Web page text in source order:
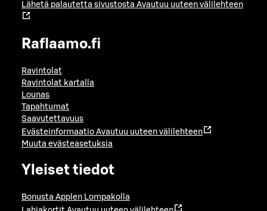
Lähetä palautetta sivustosta Avautuu uuteen välilehteen
Raflaamo.fi
Ravintolat
Ravintolat kartalla
Lounas
Tapahtumat
Saavutettavuus
Evästeinformaatio Avautuu uuteen välilehteen
Muuta evästeasetuksia
Yleiset tiedot
Bonusta Applen Lompakolla